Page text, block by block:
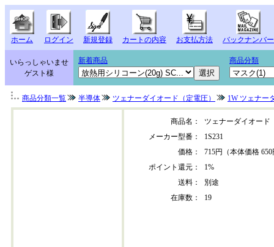
ホーム ログイン 新規登録 カートの内容 お支払方法 バックナンバー
いらっしゃいませ
ゲスト様
新着商品 商品分類
商品分類一覧 半導体 ツェナーダイオード（定電圧） 1W ツェナー
商品名：
ツェナーダイオード
メーカー型番：
1S231
価格：
715円（本体価格
ポイント還元：
1%
送料：
別途
在庫数：
19